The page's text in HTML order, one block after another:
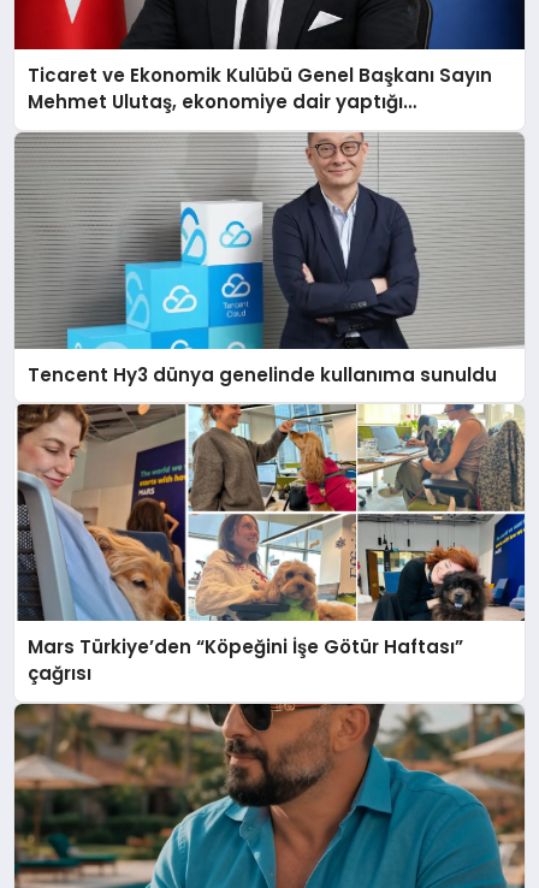
Ticaret ve Ekonomik Kulübü Genel Başkanı Sayın
Mehmet Ulutaş, ekonomiye dair yaptığı
açıklamada şunları kaydetti:
Tencent Hy3 dünya genelinde kullanıma sunuldu
Mars Türkiye’den “Köpeğini İşe Götür Haftası”
çağrısı